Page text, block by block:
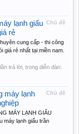
Chủ đề
lạnh giấu
rẻ
cung cấp - thi công
giá rẻ nhất tại miền nam.
lần trả lời, trong diễn đàn:
Chủ đề
máy lạnh
MÁY LẠNH GIẤU
máy lạnh giấu trần